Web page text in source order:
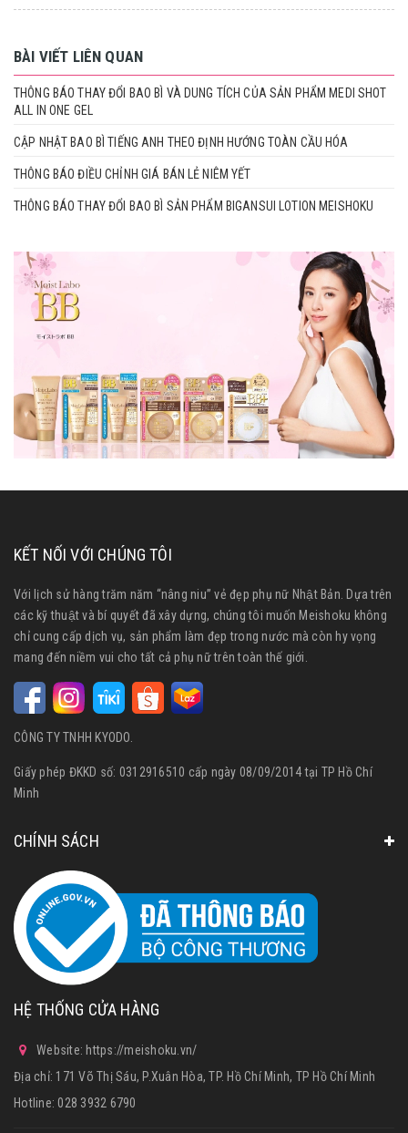
BÀI VIẾT LIÊN QUAN
THÔNG BÁO THAY ĐỔI BAO BÌ VÀ DUNG TÍCH CỦA SẢN PHẨM MEDI SHOT
ALL IN ONE GEL
CẬP NHẬT BAO BÌ TIẾNG ANH THEO ĐỊNH HƯỚNG TOÀN CẦU HÓA
THÔNG BÁO ĐIỀU CHỈNH GIÁ BÁN LẺ NIÊM YẾT
THÔNG BÁO THAY ĐỔI BAO BÌ SẢN PHẨM BIGANSUI LOTION MEISHOKU
KẾT NỐI VỚI CHÚNG TÔI
Với lịch sử hàng trăm năm “nâng niu” vẻ đẹp phụ nữ Nhật Bản. Dựa trên
các kỹ thuật và bí quyết đã xây dựng, chúng tôi muốn Meishoku không
chỉ cung cấp dịch vụ, sản phẩm làm đẹp trong nước mà còn hy vọng
mang đến niềm vui cho tất cả phụ nữ trên toàn thế giới.
CÔNG TY TNHH KYODO.
Giấy phép ĐKKD số: 0312916510 cấp ngày 08/09/2014 tại TP Hồ Chí
Minh
CHÍNH SÁCH
HỆ THỐNG CỬA HÀNG
Website: https://meishoku.vn/
Địa chỉ: 171 Võ Thị Sáu, P.Xuân Hòa, TP. Hồ Chí Minh, TP Hồ Chí Minh
Hotline:028 3932 6790